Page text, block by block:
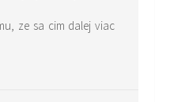
ze sa cim dalej viac